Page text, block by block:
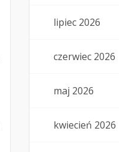
lipiec 2026
czerwiec 2026
maj 2026
kwiecień 2026